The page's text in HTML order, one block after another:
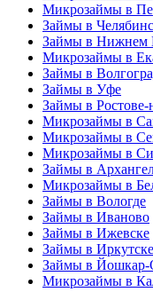
Микрозаймы в
Займы в
Займы в Нижнем
Микрозаймы в
Займы в
Займы в Уфе
Займы в
Микрозаймы в
Микрозаймы в
Микрозаймы в
Займы в
Микрозаймы в
Займы в Вологде
Займы в Иваново
Займы в Ижевске
Займы в Иркутске
Займы в Йошкар-
Микрозаймы в